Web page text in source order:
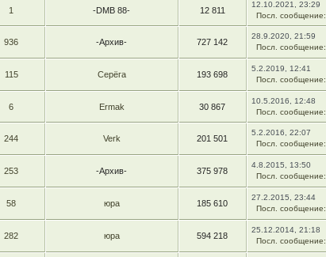
1 -DMB 88- 12 811
12.10.2021, 23:29
Посл. сообщение:
936 -Архив- 727 142
28.9.2020, 21:59
Посл. сообщение:
115 Серёга 193 698
5.2.2019, 12:41
Посл. сообщение:
6 Ermak 30 867
10.5.2016, 12:48
Посл. сообщение:
244 Verk 201 501
5.2.2016, 22:07
Посл. сообщение:
253 -Архив- 375 978
4.8.2015, 13:50
Посл. сообщение:
58 юра 185 610
27.2.2015, 23:44
Посл. сообщение:
282 юра 594 218
25.12.2014, 21:18
Посл. сообщение: